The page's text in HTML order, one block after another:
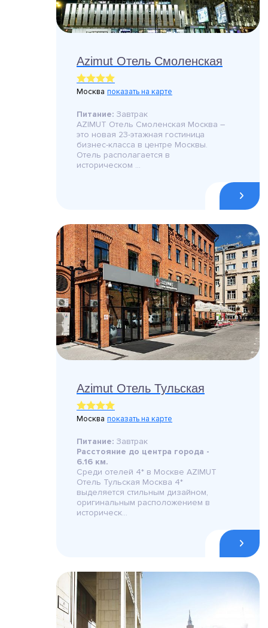
Azimut Отель Смоленская
Москва показать на карте
Питание: Завтрак
AZIMUT Отель Смоленская Москва –
это новая 23-этажная гостиница
бизнес-класса в центре Москвы.
Отель располагается в
историческом ...
Azimut Отель Тульская
Москва показать на карте
Питание: Завтрак
Расстояние до центра города -
6.16 км.
Среди отелей 4* в Москве AZIMUT
Отель Тульская Москва 4*
выделяется стильным дизайном,
оригинальным расположением в
историческ...